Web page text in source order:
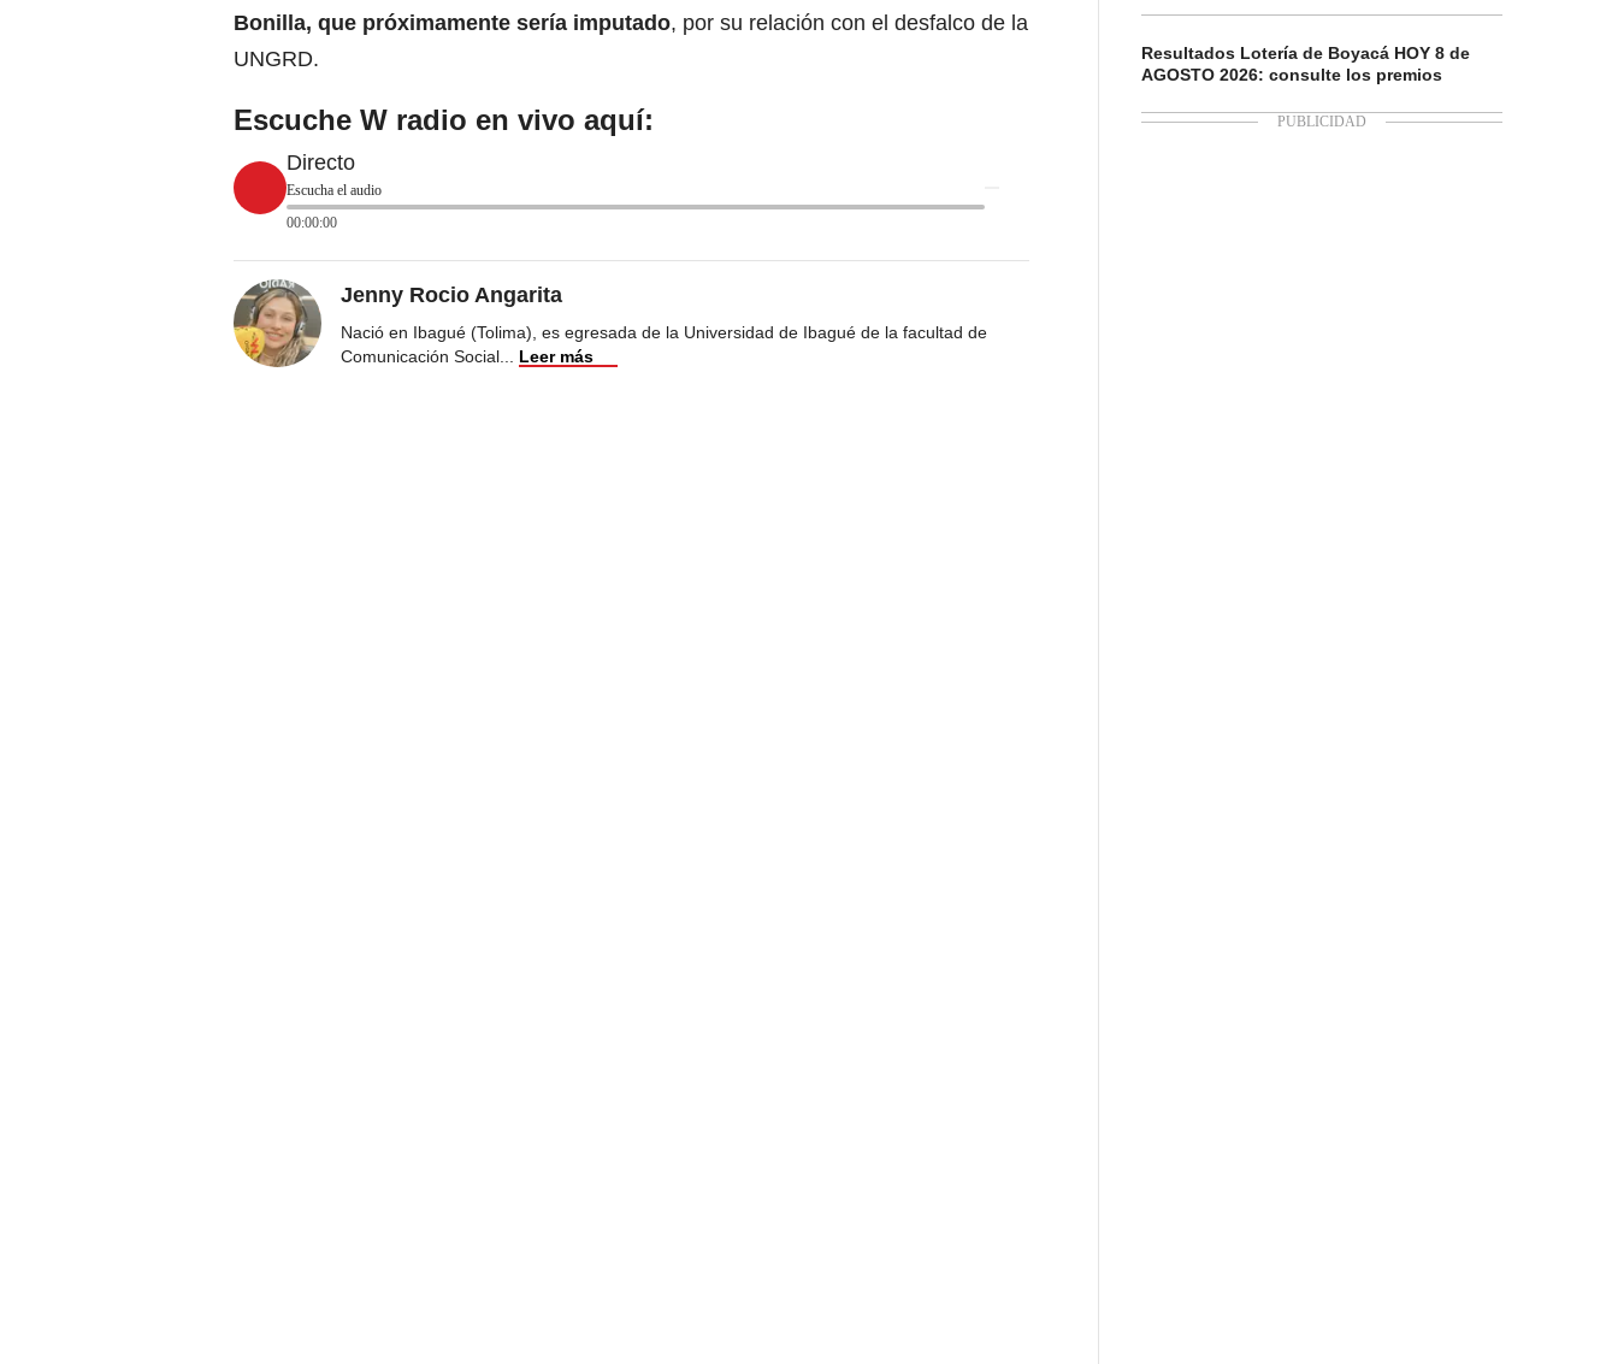
Bonilla, que próximamente sería imputado, por su relación con el desfalco de la
UNGRD.
Escuche W radio en vivo aquí:
Directo
Escucha el audio
00:00:00
Jenny Rocio Angarita
Nació en Ibagué (Tolima), es egresada de la Universidad de Ibagué de la facultad de
Comunicación Social
Leer más
Resultados Lotería de Boyacá HOY 8 de
AGOSTO 2026: consulte los premios